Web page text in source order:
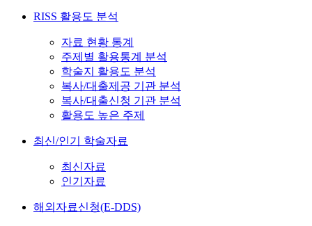
RISS 활용도 분석
자료 현황 통계
주제별 활용통계 분석
학술지 활용도 분석
복사/대출제공 기관 분석
복사/대출신청 기관 분석
활용도 높은 주제
최신/인기 학술자료
최신자료
인기자료
해외자료신청(E-DDS)